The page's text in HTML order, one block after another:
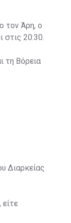
τον Άρη, ο
στις 20:30.
τη Βόρεια
Διαρκείας
είτε